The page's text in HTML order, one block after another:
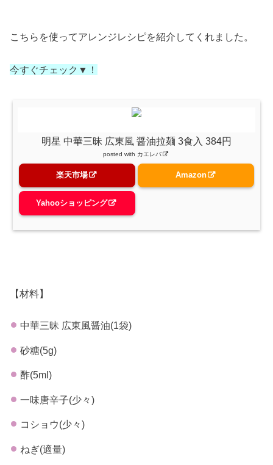
こちらを使ってアレンジレシピを紹介してくれました。
今すぐチェック▼！
明星 中華三昧 広東風 醤油拉麺 3食入 384円
posted with カエレバ
楽天市場 Amazon
Yahooショッピング
【材料】
中華三昧 広東風醤油(1袋)
砂糖(5g)
酢(5ml)
一味唐辛子(少々)
コショウ(少々)
ねぎ(適量)